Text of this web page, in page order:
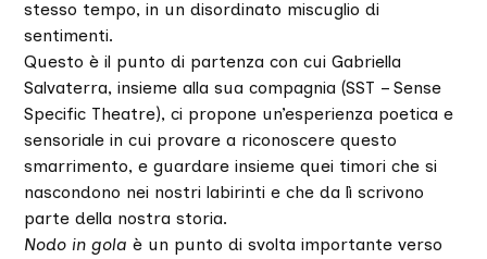
stesso tempo, in un disordinato miscuglio di
sentimenti.
Questo è il punto di partenza con cui Gabriella
Salvaterra, insieme alla sua compagnia (SST – Sense
Specific Theatre), ci propone un’esperienza poetica e
sensoriale in cui provare a riconoscere questo
smarrimento, e guardare insieme quei timori che si
nascondono nei nostri labirinti e che da lì scrivono
parte della nostra storia.
Nodo in gola è un punto di svolta importante verso